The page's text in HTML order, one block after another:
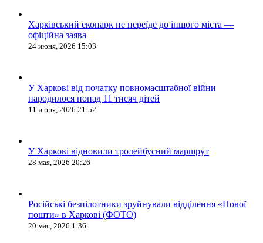
Харківський екопарк не переїде до іншого міста —
офіційна заява
24 июня, 2026 15:03
У Харкові від початку повномасштабної війни
народилося понад 11 тисяч дітей
11 июня, 2026 21:52
У Харкові відновили тролейбусний маршрут
28 мая, 2026 20:26
Російські безпілотники зруйнували відділення «Нової
пошти» в Харкові (ФОТО)
20 мая, 2026 1:36